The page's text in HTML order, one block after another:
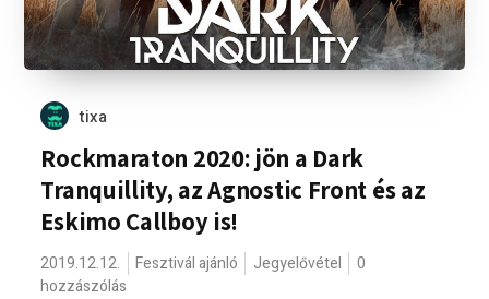
tixa
Rockmaraton 2020: jön a Dark
Tranquillity, az Agnostic Front és az
Eskimo Callboy is!
2019.12.12. Fesztivál ajánló Jegyelővétel
0
hozzászólás